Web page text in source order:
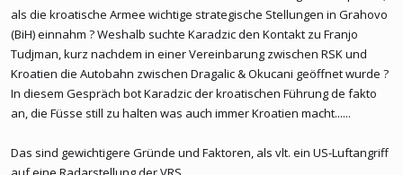
als die kroatische Armee wichtige strategische Stellungen in Grahovo
(BiH) einnahm ? Weshalb suchte Karadzic den Kontakt zu Franjo
Tudjman, kurz nachdem in einer Vereinbarung zwischen RSK und
Kroatien die Autobahn zwischen Dragalic & Okucani geöffnet wurde ?
In diesem Gespräch bot Karadzic der kroatischen Führung de fakto
an, die Füsse still zu halten was auch immer Kroatien macht......
Das sind gewichtigere Gründe und Faktoren, als vlt. ein US-Luftangriff